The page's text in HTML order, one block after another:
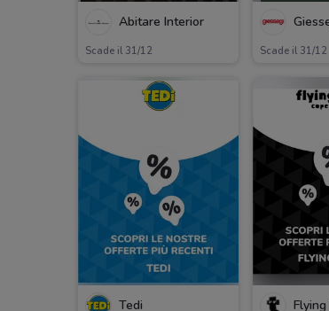
Abitare Interior
Scade il 31/12 Scade il 31/12
Tedi